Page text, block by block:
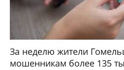
За неделю жители
мошенникам более 135